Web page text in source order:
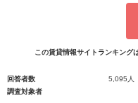
この賃貸情報サイトランキング
回答者数
5,095人
調査対象者